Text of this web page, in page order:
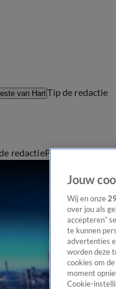
van HartTip de redactie
redactiePanelVideo's
Jouw
Wij en onze 29
over jou als
accepteren”
te kunnen
advertenties
worden deze
cookies om
moment
Cookie-